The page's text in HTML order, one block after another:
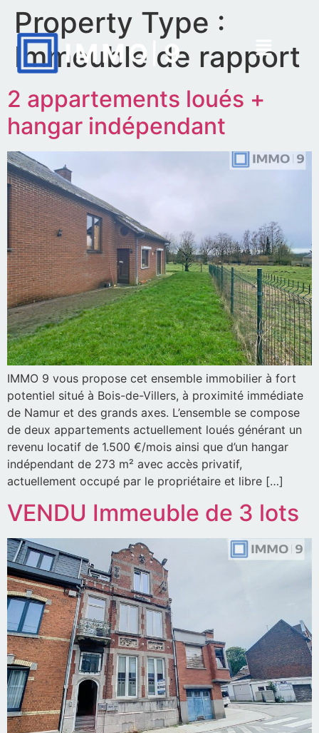
Property Type :
Immeuble de rapport
2 appartements loués +
hangar indépendant
IMMO 9 vous propose cet ensemble immobilier à fort
potentiel situé à Bois-de-Villers, à proximité immédiate
de Namur et des grands axes. L’ensemble se compose
de deux appartements actuellement loués générant un
revenu locatif de 1.500 €/mois ainsi que d’un hangar
indépendant de 273 m² avec accès privatif,
actuellement occupé par le propriétaire et libre […]
VENDU Immeuble de 3 lots